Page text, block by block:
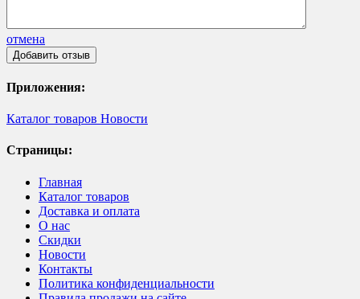
отмена
Приложения:
Каталог товаров Новости
Страницы:
Главная
Каталог товаров
Доставка и оплата
О нас
Скидки
Новости
Контакты
Политика конфиденциальности